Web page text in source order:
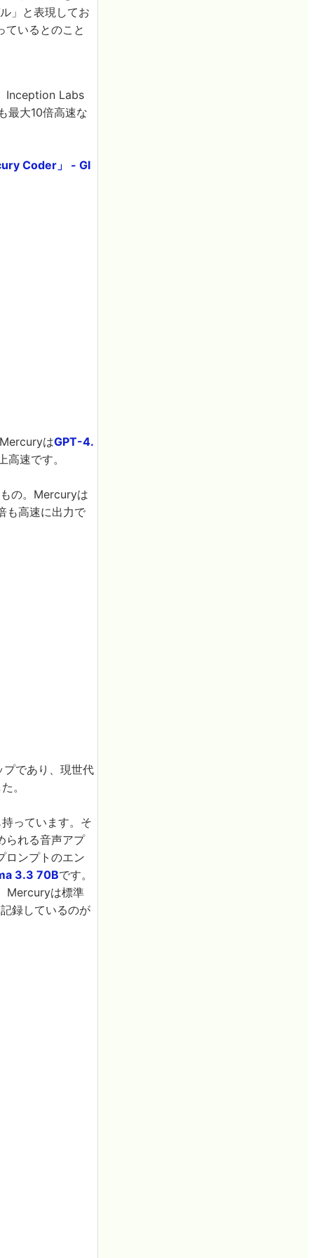
」と表現してお
ているとのこと
Inception Labs
最大10倍高速な
Coder」 - GI
はGPT-4.
速です。
の。Mercuryは
も高速に出力で
であり、現世代
。
っています。そ
られる音声アプ
ロンプトのエン
3.3 70Bです。
Mercuryは標準
録しているのが